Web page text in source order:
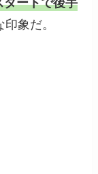
タートで後手
印象だ。